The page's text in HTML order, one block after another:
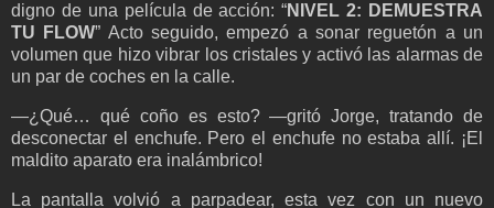
digno de una película de acción: “NIVEL 2: DEMUESTRA
TU FLOW” Acto seguido, empezó a sonar reguetón a un
volumen que hizo vibrar los cristales y activó las alarmas de
un par de coches en la calle.
—¿Qué… qué coño es esto? —gritó Jorge, tratando de
desconectar el enchufe. Pero el enchufe no estaba allí. ¡El
maldito aparato era inalámbrico!
La pantalla volvió a parpadear, esta vez con un nuevo